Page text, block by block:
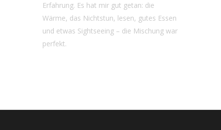
Erfahrung. Es hat mir gut getan: die
Wärme, das Nichtstun, lesen, gutes Essen
und etwas Sightseeing – die Mischung war
perfekt.